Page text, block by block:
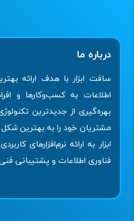
درباره ما
سافت ابزار با هدف ارائه
اطلاعات به کسب‌وکارها و
بهره‌گیری از جدیدترین
مشتریان خود را به بهترین
ابزار به ارائه نرم‌افزارهای
فناوری اطلاعات و پشتیبانی